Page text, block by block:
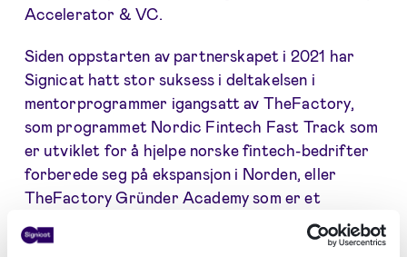
Accelerator & VC.
Siden oppstarten av partnerskapet i 2021 har
Signicat hatt stor suksess i deltakelsen i
mentorprogrammer igangsatt av TheFactory,
som programmet Nordic Fintech Fast Track som
er utviklet for å hjelpe norske fintech-bedrifter
forberede seg på ekspansjon i Norden, eller
TheFactory Gründer Academy som er et
tremåneders akseleratorprogram for tidligfase-
gründere som ønsker å bli investerings- og